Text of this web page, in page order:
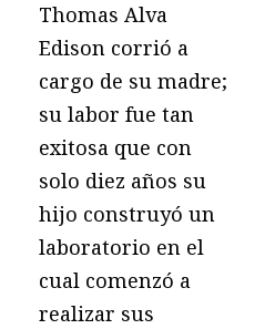
Thomas Alva
Edison corrió a
cargo de su madre;
su labor fue tan
exitosa que con
solo diez años su
hijo construyó un
laboratorio en el
cual comenzó a
realizar sus